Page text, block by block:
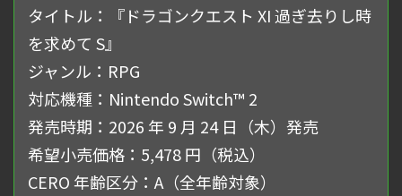
タイトル：『ドラゴンクエスト XI 過ぎ去りし時
を求めて S』
ジャンル：RPG
対応機種：Nintendo Switch™ 2
発売時期：2026 年 9 ⽉ 24 ⽇（⽊）発売
希望⼩売価格：5,478 円（税込）
CERO 年齢区分：A（全年齢対象）